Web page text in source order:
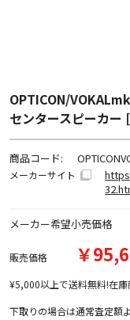
OPTICON/
センタースピーカー
商品コード:
メーカーサイト
メーカー希望小売価格
販売価格 ￥
¥5,000以上で送料無料!在
下取りの場合は通常査定額